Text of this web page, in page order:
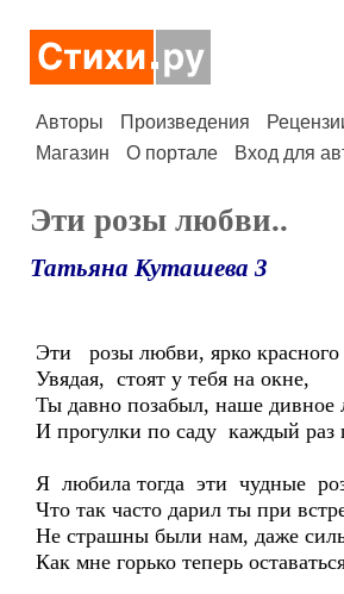
Авторы Произведения
Магазин
О портале Вход для
Эти розы любви..
Татьяна Куташева 3
Эти розы любви, ярко красного
Увядая, стоят у тебя на окне,
Ты давно позабыл, наше дивное
И прогулки по саду каждый раз
Я любила тогда эти чудные
Что так часто дарил ты при
Не страшны были нам, даже
Как мне горько теперь